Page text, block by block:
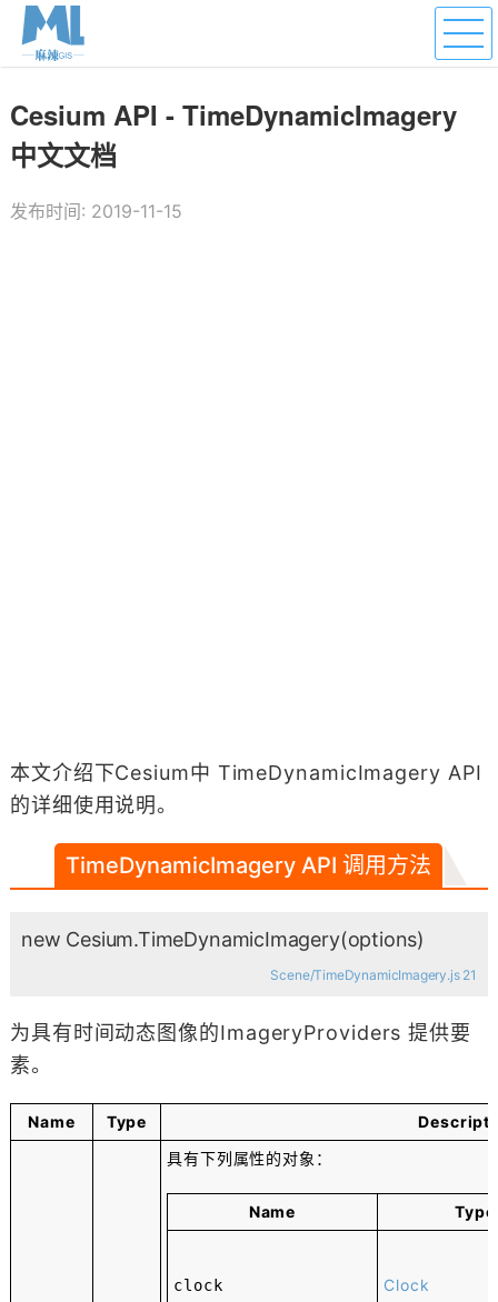
Cesium API - TimeDynamicImagery
中文文档
发布时间: 2019-11-15
本文介绍下Cesium中 TimeDynamicImagery API
的详细使用说明。
TimeDynamicImagery API 调用方法
new Cesium.TimeDynamicImagery(options)
Scene/TimeDynamicImagery.js 21
为具有时间动态图像的ImageryProviders 提供要
素。
Name Type
具有下列属性的对象：
Name Type
clock Clock